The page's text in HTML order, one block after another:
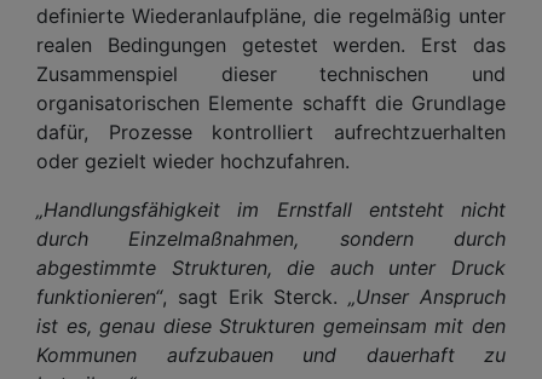
definierte Wiederanlaufpläne, die regelmäßig unter
realen Bedingungen getestet werden. Erst das
Zusammenspiel dieser technischen und
organisatorischen Elemente schafft die Grundlage
dafür, Prozesse kontrolliert aufrechtzuerhalten
oder gezielt wieder hochzufahren.
„Handlungsfähigkeit im Ernstfall entsteht nicht
durch Einzelmaßnahmen, sondern durch
abgestimmte Strukturen, die auch unter Druck
funktionieren“, sagt Erik Sterck. „Unser Anspruch
ist es, genau diese Strukturen gemeinsam mit den
Kommunen aufzubauen und dauerhaft zu